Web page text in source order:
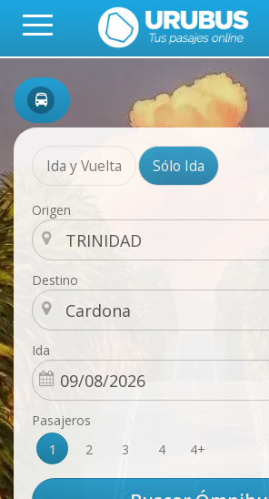
Ida y Vuelta Sólo Ida
Origen
Destino
Ida
Pasajeros
1
2 3 4 4+